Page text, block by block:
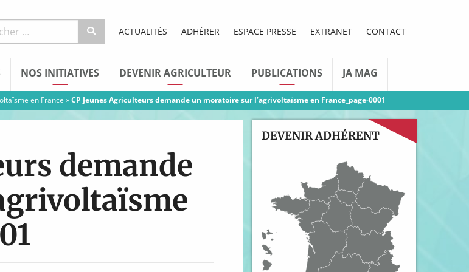
ACTUALITÉS ADHÉRER ESPACE PRESSE EXTRANET CONTACT
NOS INITIATIVES DEVENIR AGRICULTEUR PUBLICATIONS JA MAG
en France »CP Jeunes Agriculteurs demande un moratoire sur l’agrivoltaïsme en France_page-0001
demande
DEVENIR ADHÉRENT